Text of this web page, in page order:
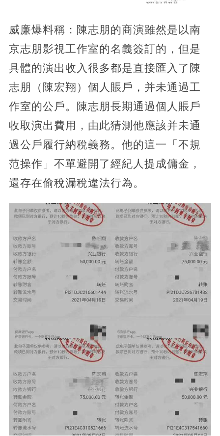
威廉爆料稱：陳志朋的商演雖然是以南
京志朋影視工作室的名義簽訂的，但是
具體的演出收入很多都是直接匯入了陳
志朋（陳宏翔）個人賬戶，并未通過工
作室的公戶。陳志朋長期通過個人賬戶
收取演出費用，由此猜測他應該并未通
過公戶履行納稅義務。他的這一「不規
范操作」不單避開了經紀人提成傭金，
還存在偷稅漏稅違法行為。